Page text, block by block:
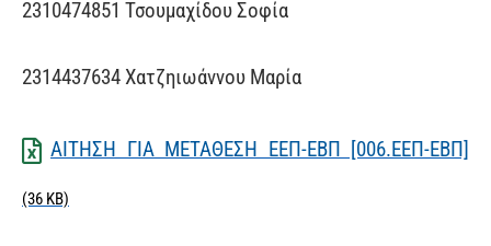
2310474851 Τσουμαχίδου Σοφία
2314437634 Χατζηιωάννου Μαρία
ΑΙΤΗΣΗ ΓΙΑ ΜΕΤΑΘΕΣΗ ΕΕΠ-ΕΒΠ [006.ΕΕΠ-ΕΒΠ]
(36 KB)